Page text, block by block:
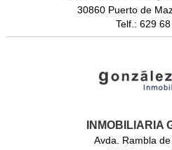
30860 Puerto de
Telf.: 629
INMOBILIARIA
Avda. Rambla